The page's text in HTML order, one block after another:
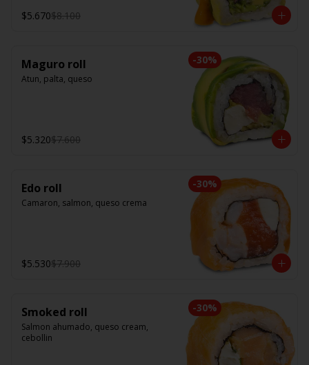
$5.670$8.100
-30%
Maguro roll
Atun, palta, queso
$5.320$7.600
-30%
Edo roll
Camaron, salmon, queso crema
$5.530$7.900
-30%
Smoked roll
Salmon ahumado, queso cream,
cebollin